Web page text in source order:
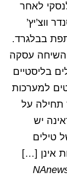
זלנסקי לאחר
ווצ’יץ’
בבלגרד.
השיחה עסקה
בליסטיים
למערכות
תחילה על
יש
טילים
אינן […]